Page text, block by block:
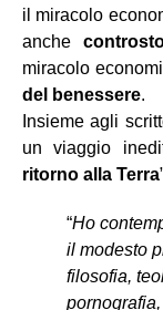
il miracolo
anche
miracolo
del benessere.
Insieme agli
un viaggio
ritorno alla Terra
“Ho
il modesto
filosofia,